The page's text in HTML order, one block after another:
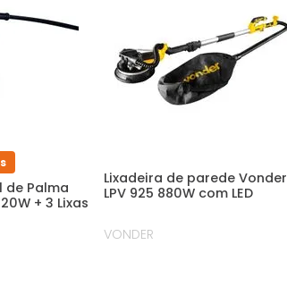
de Palma
+ 3 Lixas
Lixadeira de parede Vonder
LPV 925 880W com LED
VONDER